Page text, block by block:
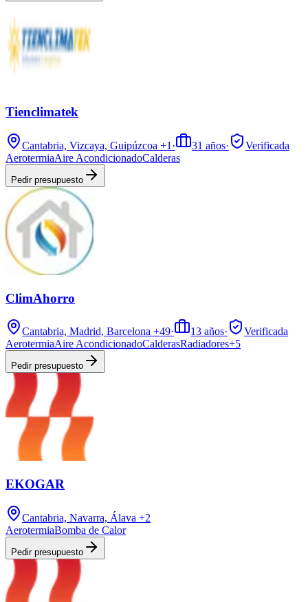
Tienclimatek
Cantabria, Vizcaya, Guipúzcoa +1 · 31 años·
Verificada
AerotermiaAire AcondicionadoCalderas
Pedir presupuesto
ClimAhorro
Cantabria, Madrid, Barcelona +49· 13 años·
Verificada
AerotermiaAire AcondicionadoCalderasRadiadores+5
Pedir presupuesto
EKOGAR
Cantabria, Navarra, Álava +2
AerotermiaBomba de Calor
Pedir presupuesto